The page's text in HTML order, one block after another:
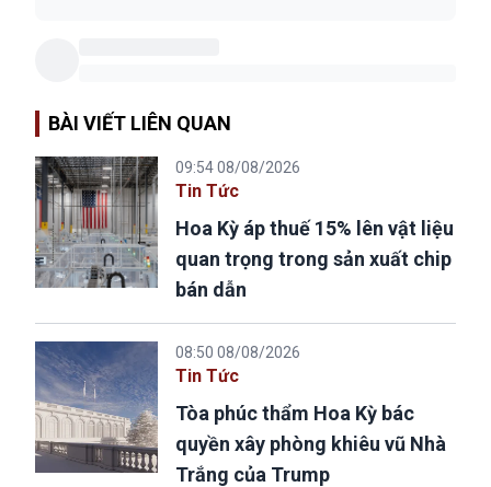
BÀI VIẾT LIÊN QUAN
09:54 08/08/2026
Tin Tức
Hoa Kỳ áp thuế 15% lên vật liệu
quan trọng trong sản xuất chip
bán dẫn
08:50 08/08/2026
Tin Tức
Tòa phúc thẩm Hoa Kỳ bác
quyền xây phòng khiêu vũ Nhà
Trắng của Trump